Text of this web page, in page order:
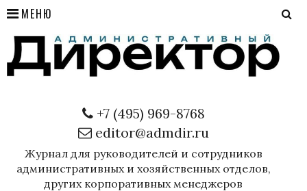
МЕНЮ
+7 (495) 969-8768
editor@admdir.ru
Журнал для руководителей и сотрудников
административных и хозяйственных отделов,
других корпоративных менеджеров